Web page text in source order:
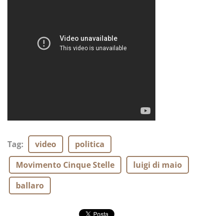
Tag: video
politica
Movimento Cinque Stelle
luigi di maio
ballaro